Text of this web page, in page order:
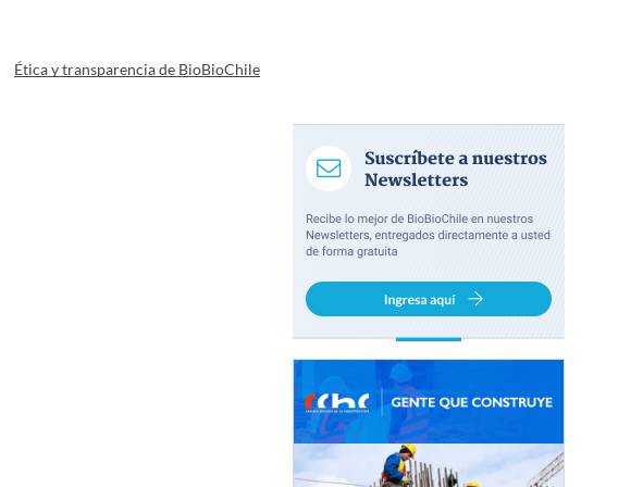
Ética y transparencia de BioBioChile